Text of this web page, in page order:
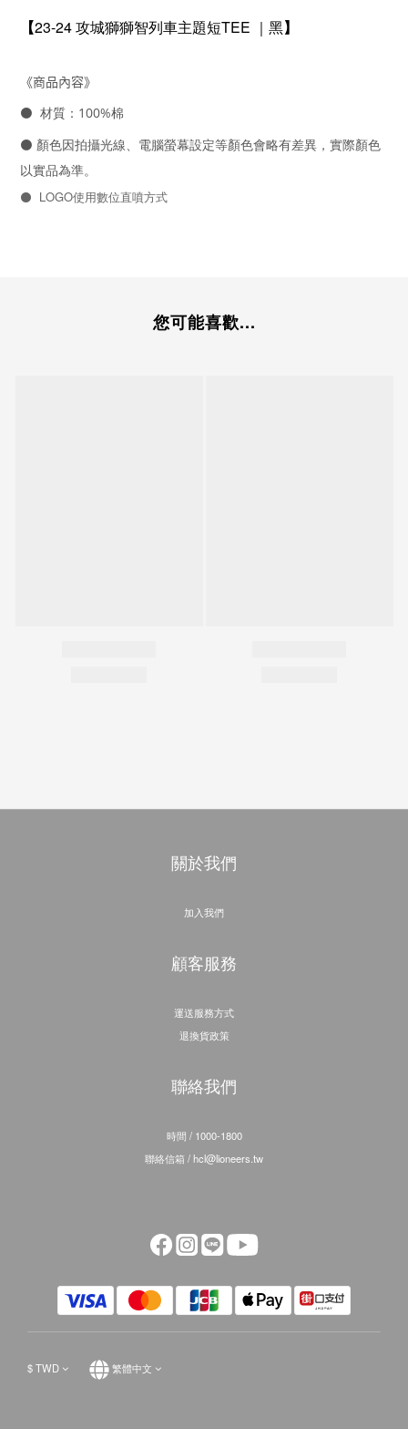
【23-24 攻城獅獅智列車主題短TEE ｜黑】
《商品內容》
⚫ 材質： 100%棉
⚫ 顏色因拍攝光線、電腦螢幕設定等顏色會略有差異，實際顏色
以實品為準。
⚫ LOGO使用數位直噴方式
您可能喜歡...
關於我們
加入我們
顧客服務
運送服務方式
退換貨政策
聯絡我們
時間 / 1000-1800
聯絡信箱 / hcl@lioneers.tw
$TWD 繁體中文